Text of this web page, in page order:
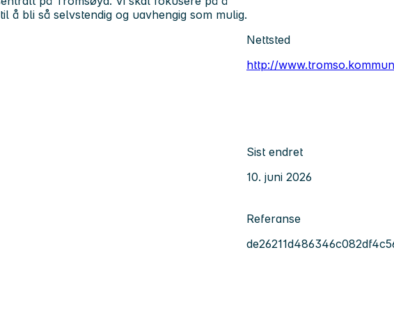
å bli så selvstendig og uavhengig som mulig.
Nettsted
http://
Sist endret
10. juni 2026
Referanse